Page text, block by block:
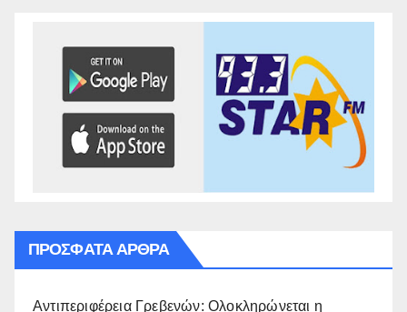
ΠΡΌΣΦΑΤΑ ΆΡΘΡΑ
Αντιπεριφέρεια Γρεβενών: Ολοκληρώνεται η